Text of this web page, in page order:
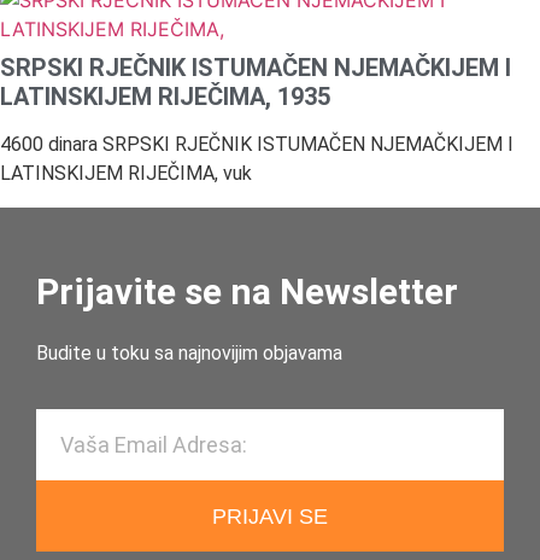
SRPSKI RJEČNIK ISTUMAČEN NJEMAČKIJEM I
LATINSKIJEM RIJEČIMA, 1935
4600 dinara SRPSKI RJEČNIK ISTUMAČEN NJEMAČKIJEM I
LATINSKIJEM RIJEČIMA, vuk
Prijavite se na Newsletter
Budite u toku sa najnovijim objavama
PRIJAVI SE